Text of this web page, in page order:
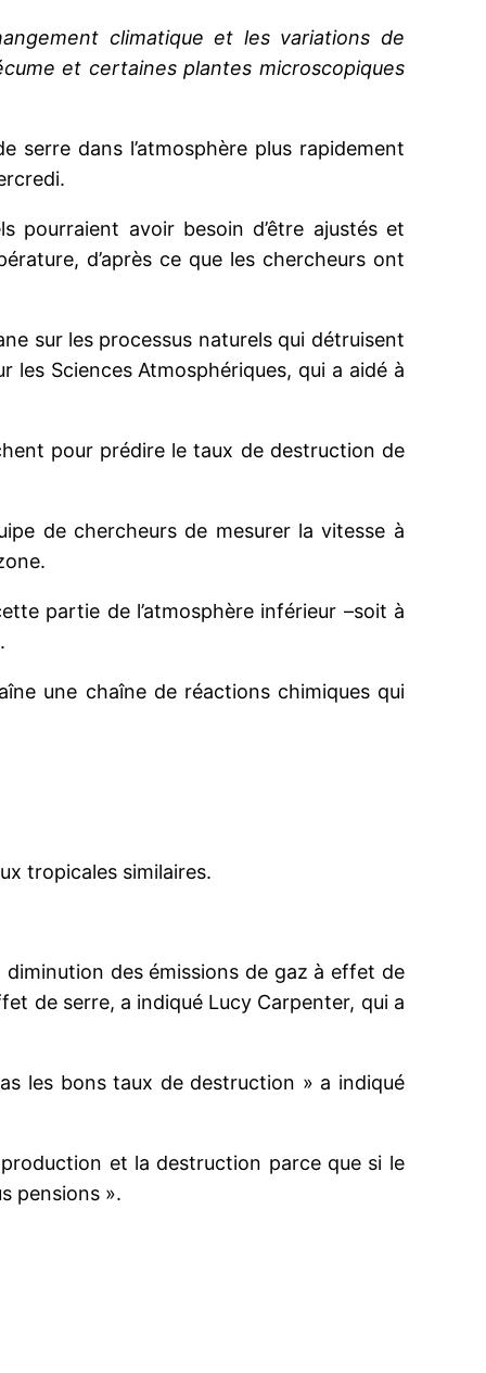
climatique et les variations de
et certaines plantes microscopiques
serre dans l’atmosphère plus rapidement
pourraient avoir besoin d’être ajustés et
d’après ce que les chercheurs ont
sur les processus naturels qui détruisent
Sciences Atmosphériques, qui a aidé à
pour prédire le taux de destruction de
de chercheurs de mesurer la vitesse à
partie de l’atmosphère inférieur –soit à
une chaîne de réactions chimiques qui
tropicales similaires.
des émissions de gaz à effet de
de serre, a indiqué Lucy Carpenter, qui a
les bons taux de destruction » a indiqué
et la destruction parce que si le
pensions ».